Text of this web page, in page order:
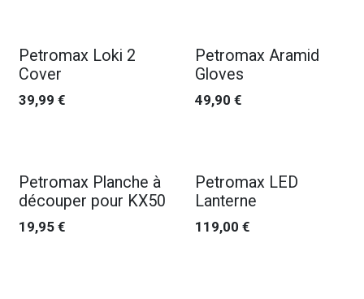
Petromax Loki 2
Cover
39,99 €
Petromax Aramid
Gloves
49,90 €
Petromax Planche à
découper pour KX50
19,95 €
Petromax LED
Lanterne
119,00 €